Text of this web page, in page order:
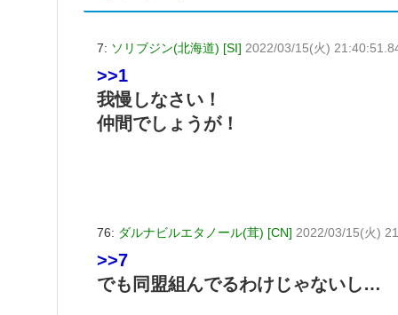
7: ソリブジン(北海道) [SI] 2022/03/15(火)
>>1
我慢しなさい！
仲間でしょうが！
76: ダルナビルエタノール(茸) [CN] 2022/03/15(火)
>>7
でも同盟組んでるわけじゃないし…